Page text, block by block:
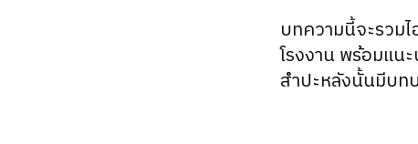
บทความนี้จะรวม
โรงงาน พร้อมแน
สำปะหลังนั้นมีบท